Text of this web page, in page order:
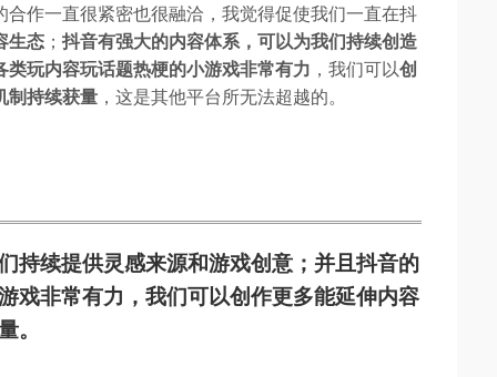
作一直很紧密也很融洽，我觉得促使我们一直在抖
生态 ； 抖音有强大的内容体系，可以为我们持续创造
类玩内容玩话题热梗的小游戏非常有力 ，我们可以创
制持续获量 ，这是其他平台所无法超越的。
持续提供灵感来源和游戏创意 ；并且抖音的
戏非常有力 ，我们可以创作更多能延伸内容
。